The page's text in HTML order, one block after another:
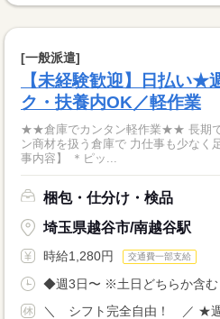
[一般派遣]
【未経験歓迎】日払い★
ク・扶養内OK／軽作業
★★倉庫でカンタン軽作業★★ 長期で
ン商材を扱う倉庫で 力仕事も少なく足
事内容】 ＊ピッ...
梱包・仕分け・検品
埼玉県越谷市/南越谷駅
時給1,280円 交通費一部支給
◆週3日〜 ※土日どちらか含む
＼ シフト完全自由！ ／ ★週